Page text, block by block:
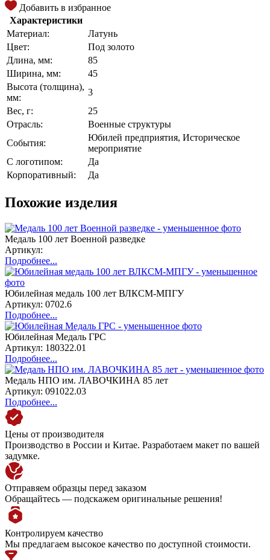
Добавить в избранное
Характеристики
Материал:
Латунь
Цвет:
Под золото
Длина, мм:
85
Ширина, мм:
45
Высота (толщина),
мм:
3
Вес, г:
25
Отрасль:
Военные структуры
События:
Юбилей предприятия, Историческое
мероприятие
С логотипом:
Да
Корпоративный:
Да
Похожие изделия
Медаль 100 лет Военной разведке
Артикул:
Подробнее...
Юбилейная медаль 100 лет ВЛКСМ-МПГУ
Артикул: 0702.6
Подробнее...
Юбилейная Медаль ГРС
Артикул: 180322.01
Подробнее...
Медаль НПО им. ЛАВОЧКИНА 85 лет
Артикул: 091022.03
Подробнее...
Цены от производителя
Производство в России и Китае. Разработаем макет по вашей
задумке.
Отправяем образцы перед заказом
Обращайтесь — подскажем оригинальные решения!
Контролируем качество
Мы предлагаем высокое качество по доступной стоимости.